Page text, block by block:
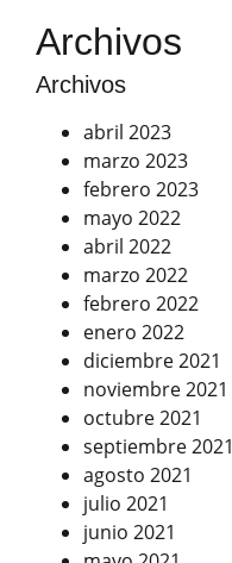
Archivos
Archivos
abril 2023
marzo 2023
febrero 2023
mayo 2022
abril 2022
marzo 2022
febrero 2022
enero 2022
diciembre 2021
noviembre 2021
octubre 2021
septiembre 2021
agosto 2021
julio 2021
junio 2021